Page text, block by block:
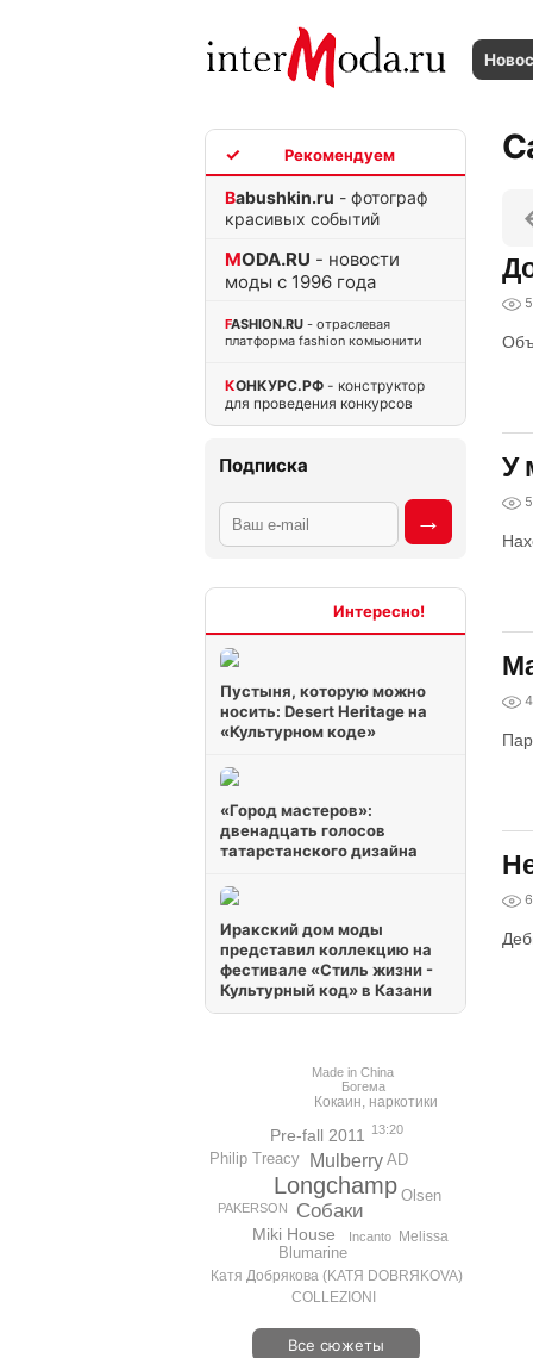
Babushkin.ru - фотограф
красивых событий
MODA.RU - новости
моды с 1996 года
FASHION.RU - отраслевая
платформа fashion комьюнити
КОНКУРС.РФ - конструктор
для проведения конкурсов
Подписка
Пустыня, которую можно
носить: Desert Heritage на
«Культурном коде»
«Город мастеров»:
двенадцать голосов
татарстанского дизайна
Иракский дом моды
представил коллекцию на
фестивале «Стиль жизни -
Культурный код» в Казани
Longchamp
Собаки
Mulberry
Pre-fall 2011
Miki House
Blumarine
Philip Treacy
Olsen
AD
Катя Добрякова (KATЯ DOBRЯKOVA)
Кокаин, наркотики
Melissa
COLLEZIONI
13:20
PAKERSON
Богема
Incanto
Made in China
Все сюжеты
У